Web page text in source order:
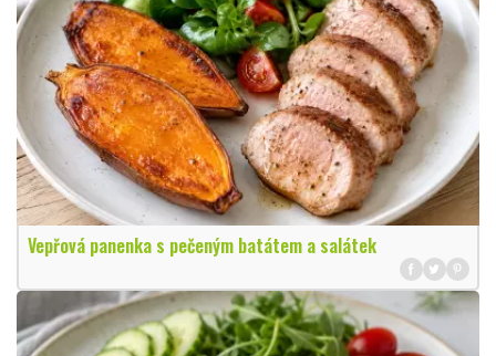
Vepřová panenka s pečeným batátem a salátek